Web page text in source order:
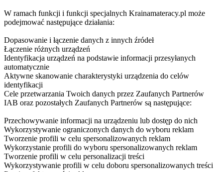
W ramach funkcji i funkcji specjalnych Krainamateracy.pl może
podejmować następujące działania:
Dopasowanie i łączenie danych z innych źródeł
Łączenie różnych urządzeń
Identyfikacja urządzeń na podstawie informacji przesyłanych
automatycznie
Aktywne skanowanie charakterystyki urządzenia do celów
identyfikacji
Cele przetwarzania Twoich danych przez Zaufanych Partnerów
IAB oraz pozostałych Zaufanych Partnerów są następujące:
Przechowywanie informacji na urządzeniu lub dostęp do nich
Wykorzystywanie ograniczonych danych do wyboru reklam
Tworzenie profili w celu spersonalizowanych reklam
Wykorzystanie profili do wyboru spersonalizowanych reklam
Tworzenie profili w celu personalizacji treści
Wykorzystywanie profili w celu doboru spersonalizowanych treści